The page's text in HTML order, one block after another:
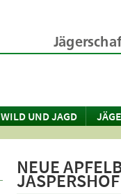
WILD UND JAGD
NEUE
JASPERSHOF